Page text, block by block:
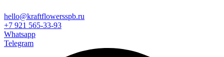
hello@kraftflowersspb.ru
+7 921 565-33-93
Whatsapp
Telegram